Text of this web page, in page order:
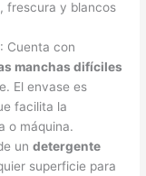
frescura y blancos
: Cuenta con
manchas difíciles
El envase es
facilita la
o máquina.
undetergente
superficie para